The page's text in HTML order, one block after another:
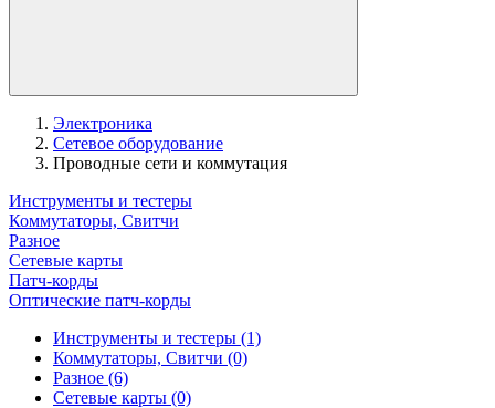
Электроника
Сетевое оборудование
Проводные сети и коммутация
Инструменты и тестеры
Коммутаторы, Свитчи
Разное
Сетевые карты
Патч-корды
Оптические патч-корды
Инструменты и тестеры (1)
Коммутаторы, Свитчи (0)
Разное (6)
Сетевые карты (0)